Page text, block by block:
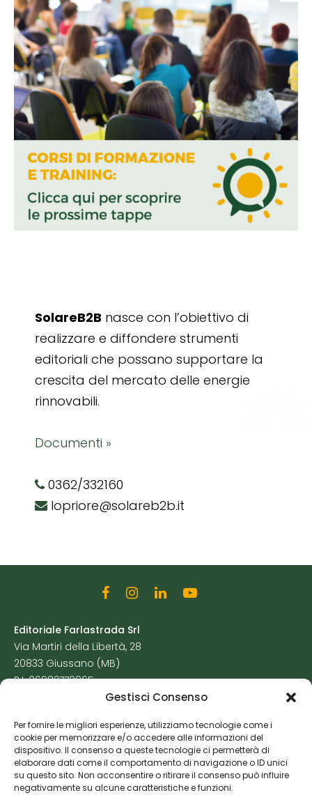
Gestisci Consenso
Per fornire le migliori esperienze, utilizziamo tecnologie come i
cookie per memorizzare e/o accedere alle informazioni del
dispositivo. Il consenso a queste tecnologie ci permetterà di
elaborare dati come il comportamento di navigazione o ID unici
su questo sito. Non acconsentire o ritirare il consenso può influire
negativamente su alcune caratteristiche e funzioni.
SolareB2B nasce con l’obiettivo di
realizzare e diffondere strumenti
editoriali che possano supportare la
crescita del mercato delle energie
rinnovabili.
Documenti »
0362/332160
lopriore@solareb2b.it
Editoriale Farlastrada Srl
Via Martiri della Libertà, 28
20833 Giussano (MB)
P.I. 06982770965
Cookie Policy
Risorse Aggiuntive